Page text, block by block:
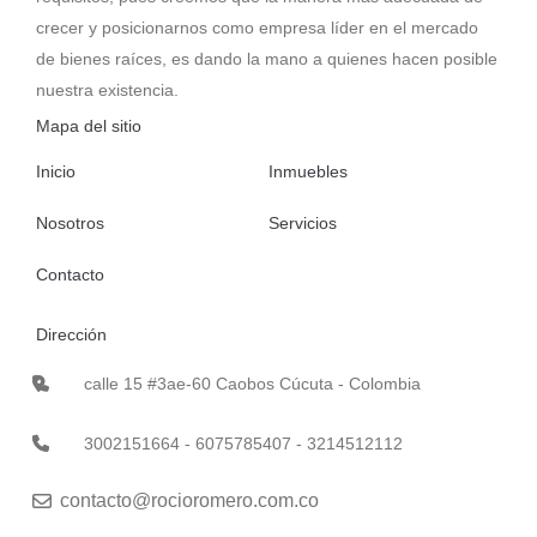
crecer y posicionarnos como empresa líder en el mercado
de bienes raíces, es dando la mano a quienes hacen posible
nuestra existencia.
Mapa del sitio
Inicio Inmuebles
Nosotros Servicios
Contacto
Dirección
calle 15 #3ae-60 Caobos Cúcuta - Colombia
3002151664 - 6075785407 - 3214512112
contacto@rocioromero.com.co